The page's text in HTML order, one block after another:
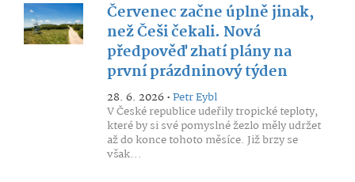
Červenec začne úplně jinak,
než Češi čekali. Nová
předpověď zhatí plány na
první prázdninový týden
28. 6. 2026 •Petr Eybl
V České republice udeřily tropické teploty,
které by si své pomyslné žezlo měly udržet
až do konce tohoto měsíce. Již brzy se
však...